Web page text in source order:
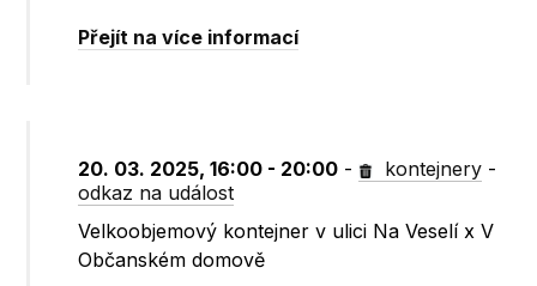
Přejít na více informací
20. 03. 2025, 16:00 - 20:00 - kontejnery -
odkaz na událost
Velkoobjemový kontejner v ulici Na Veselí x V
Občanském domově